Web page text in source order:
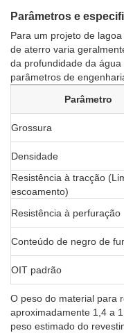
Parâmetros e
Para um projeto de
de aterro varia
da profundidade da
parâmetros de
Parâmetro
Grossura
Densidade
Resistência à tracção
escoamento)
Resistência à perfuração
Conteúdo de negro de
OIT padrão
O peso do material para
aproximadamente 1,4 a
peso estimado do